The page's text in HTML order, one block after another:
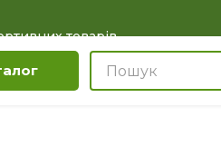
товарів